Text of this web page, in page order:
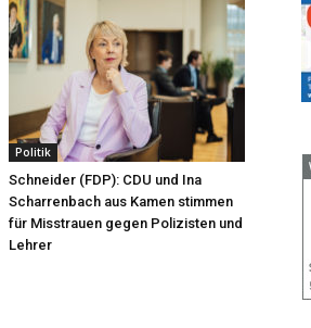
Politik
Schneider (FDP): CDU und Ina
Scharrenbach aus Kamen stimmen
für Misstrauen gegen Polizisten und
Lehrer